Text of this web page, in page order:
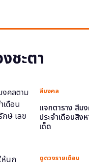
ชะตา
สีมงคล
แจกตาราง สีม
ประจำเดือนสิง
เด็ด
ดูดวงรายเดือน